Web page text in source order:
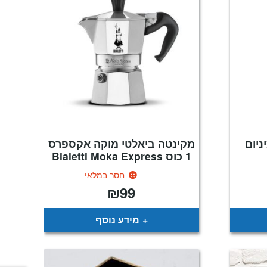
מקינטה ביאלטי מוקה אקספרס
1 כוס Bialetti Moka Express
חסר במלאי
₪99
מידע נוסף